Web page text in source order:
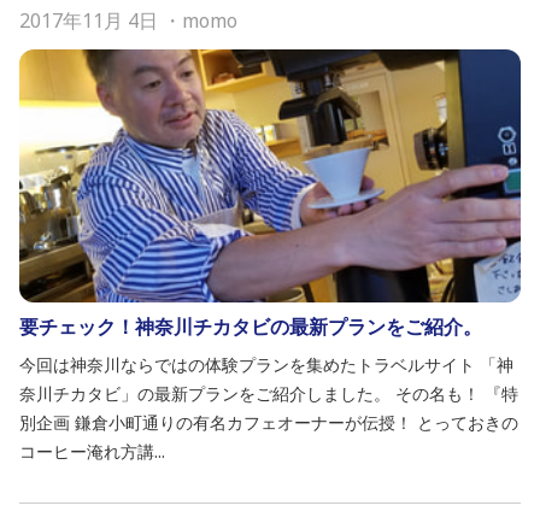
2017年11月 4日 ・ momo
要チェック！神奈川チカタビの最新プランをご紹介。
今回は神奈川ならではの体験プランを集めたトラベルサイト 「神
奈川チカタビ」の最新プランをご紹介しました。 その名も！ 『特
別企画 鎌倉小町通りの有名カフェオーナーが伝授！ とっておきの
コーヒー淹れ方講...